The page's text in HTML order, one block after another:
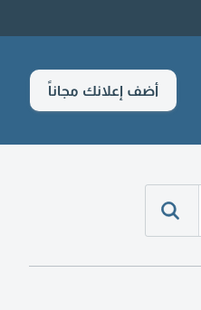
أضف إعلانك مجاناً